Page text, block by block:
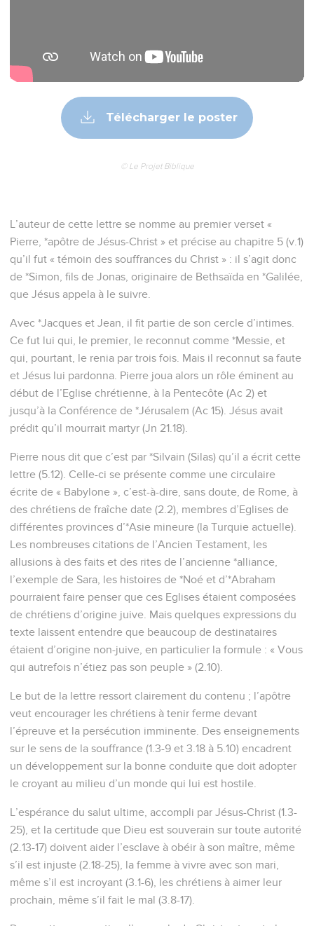
Une espérance vivante
qui, selon sa grande miséricorde, nous a régénérés pour une
espérance vivante par la résurrection de Jésus Christ d'entre
pour un héritage incorruptible, sans souillure,
salut qui est prêt à être révélé au dernier temps ;
6 en quoi vous vous réjouissez, tout en étant affligés
maintenant pour un peu de temps par diverses tentations, si
cela est nécessaire,
7 afin que l'épreuve de votre foi, bien plus précieuse que
soit trouvée tourner à louange, et à gloire, et à honneur,
dans la révélation de Jésus Christ,
8 lequel, quoique vous ne l'avez pas vu, vous aimez ; et,
croyant en lui, quoique maintenant vous ne le voyiez pas,
vous vous réjouissez d'une joie ineffable et glorieuse,
9
qui vous était destinée se sont informés et enquis avec soin,
11 recherchant quel temps ou quelle sorte de temps l'Esprit
de Christ qui était en eux indiquait, rendant par avance
témoignage des souffrances qui devaient être la part de
Christ et des gloires qui suivraient ;
12 et il leur fut révélé que ce n'était pas pour eux-mêmes,
mais pour vous, qu'ils administraient ces choses, qui vous
sont maintenant annoncées par ceux qui vous ont annoncé
la bonne nouvelle par l'Esprit Saint envoyé du ciel, dans
lesquelles des anges désirent de regarder de près.
Appel à vivre saintement
13
et étant sobres, espérez parfaitement dans la grâce qui vous
sera apportée à la révélation de Jésus Christ,
14 -comme des enfants d'obéissance, ne vous conformant
pas à vos convoitises d'autrefois pendant votre ignorance ;
15 mais comme celui qui vous appelés est saint, vous aussi
soyez saints dans toute votre conduite ;
parce qu'il est écrit :" Soyez saints, car moi je suis saint ".
17 Et si vous invoquez comme père celui qui, sans acception
de personnes, juge selon l'oeuvre de chacun, conduisez-
vous avec crainte pendant le temps de votre séjour ici-bas,
18 sachant que vous avez été rachetés de votre vaine
conduite qui vous avait été enseignée par vos pères, non par